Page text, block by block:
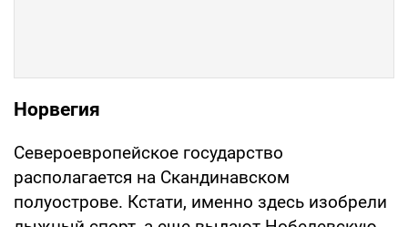
Норвегия
Североевропейское государство
располагается на Скандинавском
полуострове. Кстати, именно здесь изобрели